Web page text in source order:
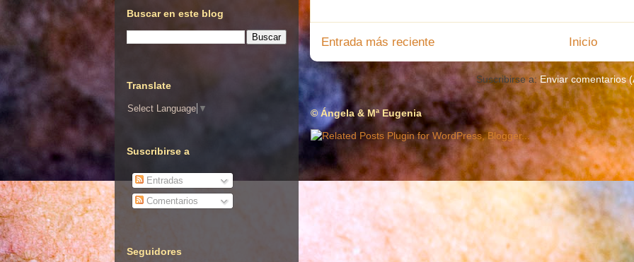
Entrada más reciente Inicio
Suscribirse a:Enviar comentarios
© Ángela & Mª Eugenia
Buscar en este blog
Translate
Select Language ▼
Suscribirse a
Entradas
Comentarios
Seguidores